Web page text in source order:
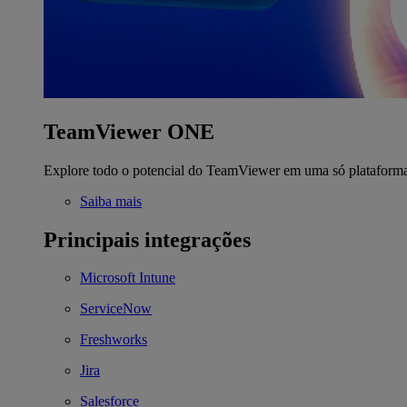
TeamViewer ONE
Explore todo o potencial do TeamViewer em uma só
Saiba mais
Principais integrações
Microsoft Intune
ServiceNow
Freshworks
Jira
Salesforce